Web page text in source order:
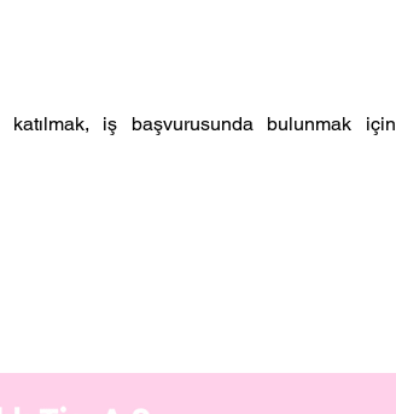
katılmak, iş başvurusunda bulunmak için